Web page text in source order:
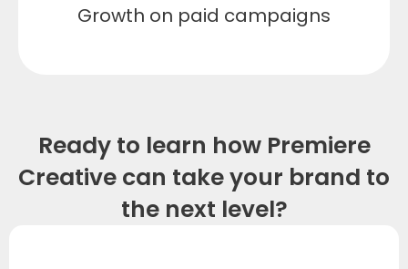
Growth on paid campaigns
Ready to learn how Premiere
Creative can take your brand to
the next level?